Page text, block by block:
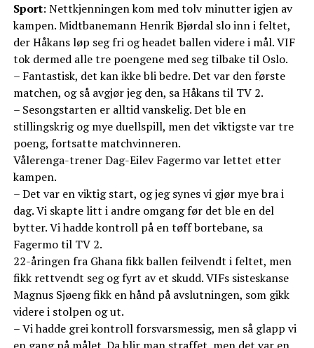
Sport: Nettkjenningen kom med tolv minutter igjen av
kampen. Midtbanemann Henrik Bjørdal slo inn i feltet,
der Håkans løp seg fri og headet ballen videre i mål. VIF
tok dermed alle tre poengene med seg tilbake til Oslo.
– Fantastisk, det kan ikke bli bedre. Det var den første
matchen, og så avgjør jeg den, sa Håkans til TV 2.
– Sesongstarten er alltid vanskelig. Det ble en
stillingskrig og mye duellspill, men det viktigste var tre
poeng, fortsatte matchvinneren.
Vålerenga-trener Dag-Eilev Fagermo var lettet etter
kampen.
– Det var en viktig start, og jeg synes vi gjør mye bra i
dag. Vi skapte litt i andre omgang før det ble en del
bytter. Vi hadde kontroll på en tøff bortebane, sa
Fagermo til TV 2.
22-åringen fra Ghana fikk ballen feilvendt i feltet, men
fikk rettvendt seg og fyrt av et skudd. VIFs sisteskanse
Magnus Sjøeng fikk en hånd på avslutningen, som gikk
videre i stolpen og ut.
– Vi hadde grei kontroll forsvarsmessig, men så glapp vi